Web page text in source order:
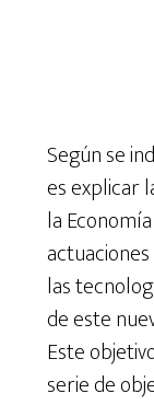
Según se
es explicar
la
las
de este
Este
serie de